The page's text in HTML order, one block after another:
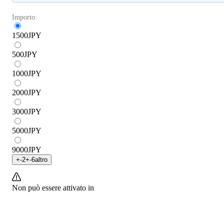
Importo:
1500JPY
500JPY
1000JPY
2000JPY
3000JPY
5000JPY
9000JPY
+-2+-6altro
Non può essere attivato in